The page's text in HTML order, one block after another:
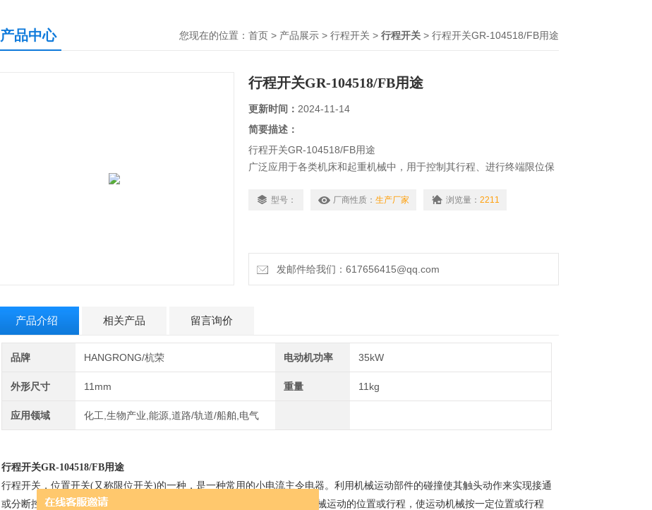
产品中心 您现在的位置： 首页 > 产品展示 > 行程开关 > 行程开关 > 行程开关GR-104518/FB用途
行程开关GR-104518/FB用途
更新时间： 2024-11-14
简要描述：
行程开关GR-104518/FB用途
广泛应用于各类机床和起重机械中，用于控制其行程、进行终端限位保
型号： 厂商性质： 生产厂家 浏览量： 2211
发邮件给我们：617656415@qq.com
产品介绍 相关产品 留言询价
品牌 HANGRONG/杭荣 电动机功率 35kW
外形尺寸 11mm 重量 11kg
应用领域 化工,生物产业,能源,道路/轨道/船舶,电气
行程开关GR-104518/FB用途
行程开关，位置开关(又称限位开关)的一种，是一种常用的小电流主令电器。利用机械运动部件的碰撞使其触头动作来实现接通
或分断控制电路，达到一定的控制目的。通常，这类开关被用来xianzhi机械运动的位置或行程，使运动机械按一定位置或行程